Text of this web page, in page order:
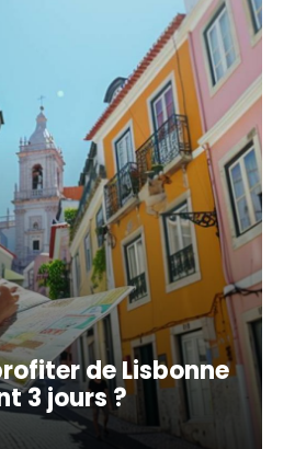
de Lisbonne
3 jours ?